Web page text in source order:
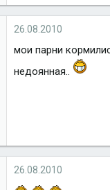
26.08.2010
мои парни
недоянная..
26.08.2010